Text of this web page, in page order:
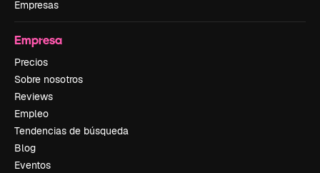
Empresas
Empresa
Precios
Sobre nosotros
Reviews
Empleo
Tendencias de búsqueda
Blog
Eventos